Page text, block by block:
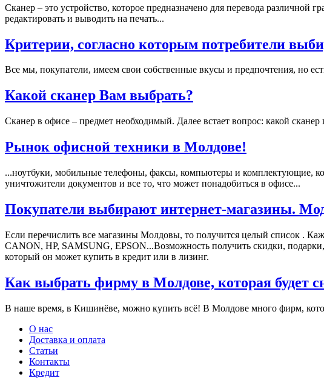
Сканер – это устройство, которое предназначено для перевода
редактировать и выводить на печать...
Критерии, согласно которым потребители
Все мы, покупатели, имеем свои собственные вкусы и предпочтения, но
Какой сканер Вам выбрать?
Сканер в офисе – предмет необходимый. Далее встает вопрос: какой
Рынок офисной техники в Молдове!
...ноутбуки, мобильные телефоны, факсы, компьютеры и комплектующие,
уничтожители документов и все то, что может понадобиться в офисе...
Покупатели выбирают интернет-магазины.
Если перечислить все магазины Молдовы, то получится целый список .
СANON, HP, SAMSUNG, EPSON...Возможность получить скидки, подарки,
который он может купить в кредит или в лизинг.
Как выбрать фирму в Молдове, которая будет
В наше время, в Кишинёве, можно купить всё! В Молдове много фирм,
О нас
Доставка и оплата
Статьи
Контакты
Кредит